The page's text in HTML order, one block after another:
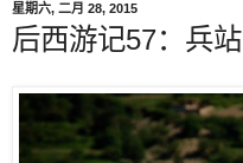
星期六, 二月 28, 2015
后西游记57：兵站